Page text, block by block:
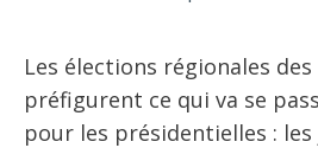
Les élections régionales des
préfigurent ce qui va se
pour les présidentielles : les